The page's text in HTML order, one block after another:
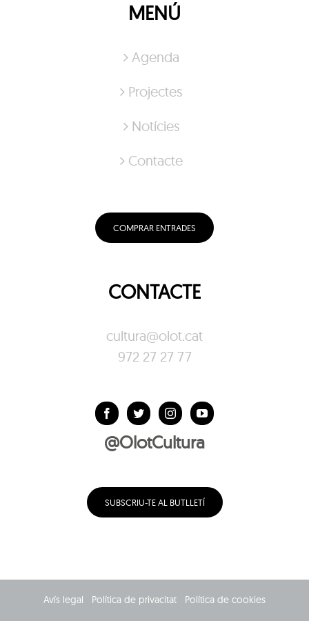
MENÚ
Agenda
Projectes
Notícies
Contacte
COMPRAR ENTRADES
CONTACTE
cultura@olot.cat
972 27 27 77
@OlotCultura
SUBSCRIU-TE AL BUTLLETÍ
Avís legal Política de privacitat Política de cookies